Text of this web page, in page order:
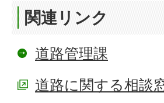
関連リンク
道路管理課
道路に関する相談